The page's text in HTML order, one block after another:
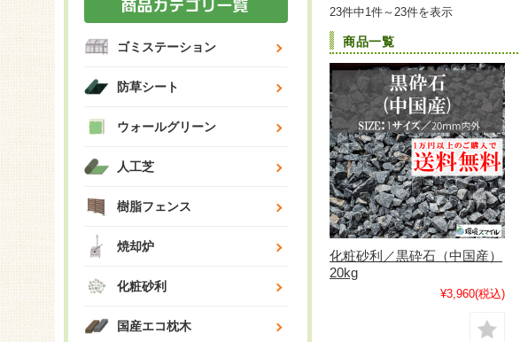
23件中1件～23件を表示
商品一覧
化粧砂利／黒砕石（中国産）
20kg
¥3,960(税込)
ゴミステーション
防草シート
ウォールグリーン
人工芝
樹脂フェンス
焼却炉
化粧砂利
国産エコ枕木